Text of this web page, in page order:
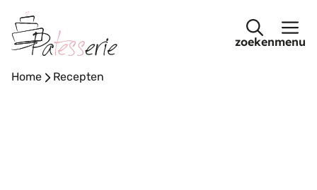
naar
de
menu
Home - Recepten